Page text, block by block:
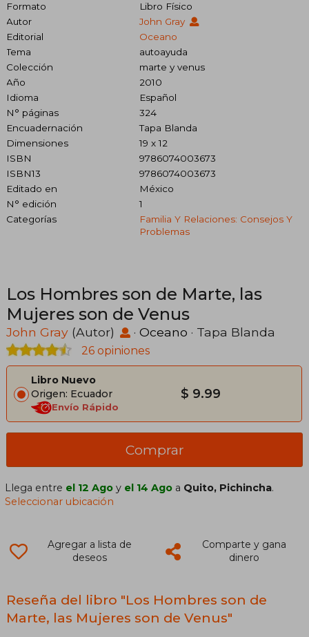
Formato
Libro Físico
Autor
John Gray
Editorial
Oceano
Tema
autoayuda
Colección
marte y venus
Año
2010
Idioma
Español
N° páginas
324
Encuadernación
Tapa Blanda
Dimensiones
19 x 12
ISBN
9786074003673
ISBN13
9786074003673
Editado en
México
N° edición
1
Categorías
Familia Y Relaciones: Consejos Y
Problemas
Los Hombres son de Marte, las
Mujeres son de Venus
John Gray (Autor) · Oceano · Tapa Blanda
26 opiniones
Libro Nuevo
Origen: Ecuador
Envío Rápido
$ 9.99
Comprar
Llega entre el 12 Ago y el 14 Ago a Quito, Pichincha.
Seleccionar ubicación
Agregar a lista de
deseos
Comparte y gana
dinero
Reseña del libro "Los Hombres son de
Marte, las Mujeres son de Venus"